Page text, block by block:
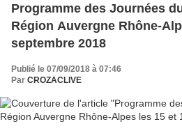
Programme des Journées
Région Auvergne Rhône-
septembre 2018
Publié le 07/09/2018 à 07:46
Par CROZACLIVE